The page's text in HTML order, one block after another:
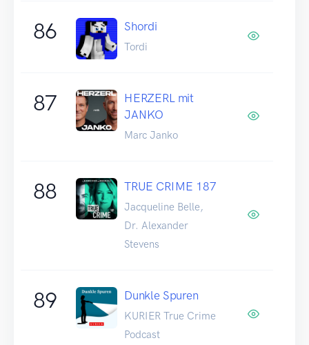
86 Shordi
Tordi
87
HERZERL mit
JANKO
Marc Janko
88 TRUE CRIME 187
Jacqueline Belle,
Dr. Alexander
Stevens
89 Dunkle Spuren
KURIER True Crime
Podcast